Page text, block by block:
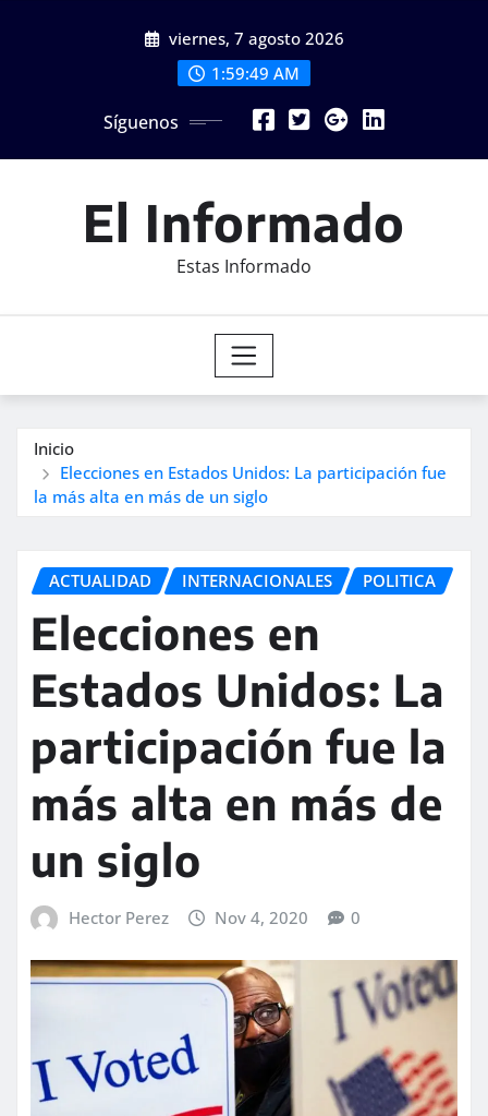
viernes, 7 agosto 2026
1:59:50 AM
Síguenos
El Informado
Estas Informado
Inicio
Elecciones en Estados Unidos: La participación fue
la más alta en más de un siglo
ACTUALIDAD INTERNACIONALES POLITICA
Elecciones en
Estados Unidos: La
participación fue la
más alta en más de
un siglo
Hector Perez Nov 4, 2020 0